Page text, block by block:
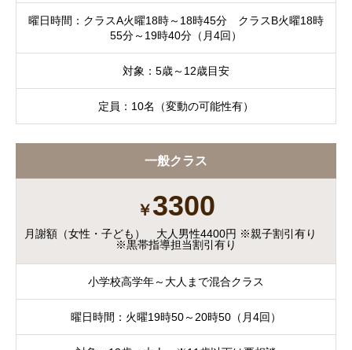
曜日時間：クラスA火曜18時～18時45分 クラスB火曜18時
55分～19時40分（月4回）
対象：5歳～12歳目安
定員：10名（変動の可能性有）
一般クラス
￥3300
月謝額（女性・子ども） 大人男性4400円 ※親子割引有り
※黒帯指導担当割引有り
小学校高学年～大人まで混合クラス
曜日時間：火曜19時50～20時50（月4回）